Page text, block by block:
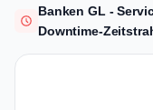
Banken GL -
Downtime-